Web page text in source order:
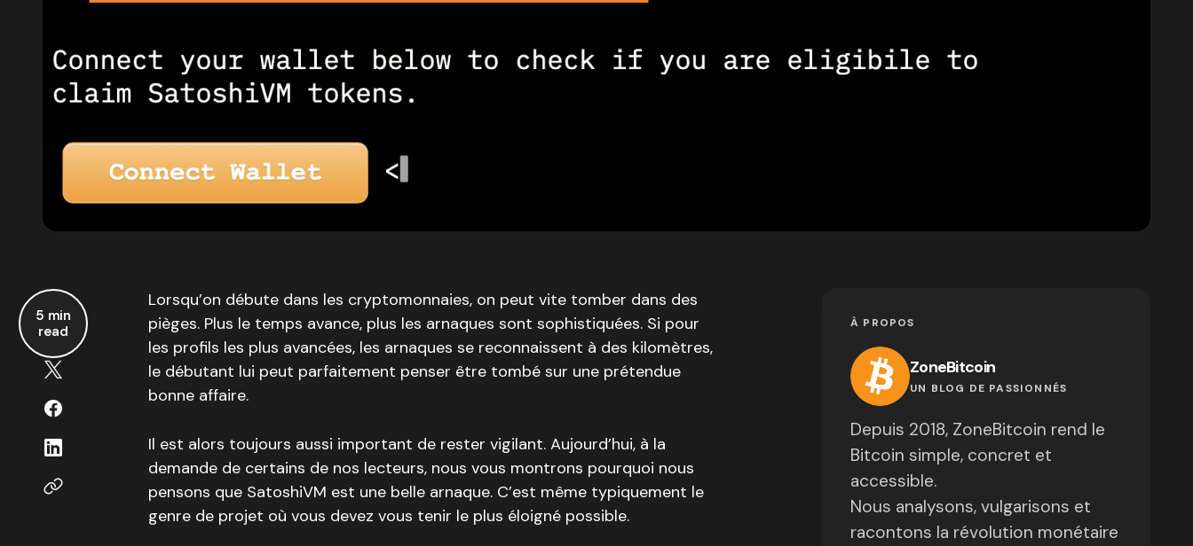
5 min
read
Lorsqu’on débute dans les cryptomonnaies, on peut vite tomber dans des
pièges. Plus le temps avance, plus les arnaques sont sophistiquées. Si pour
les profils les plus avancées, les arnaques se reconnaissent à des kilomètres,
le débutant lui peut parfaitement penser être tombé sur une prétendue
bonne affaire.
Il est alors toujours aussi important de rester vigilant. Aujourd’hui, à la
demande de certains de nos lecteurs, nous vous montrons pourquoi nous
pensons que SatoshiVM est une belle arnaque. C’est même typiquement le
genre de projet où vous devez vous tenir le plus éloigné possible.
À PROPOS
ZoneBitcoin
UN BLOG DE PASSIONNÉS
Depuis 2018, ZoneBitcoin rend le
Bitcoin simple, concret et
accessible.
Nous analysons, vulgarisons et
racontons la révolution monétaire